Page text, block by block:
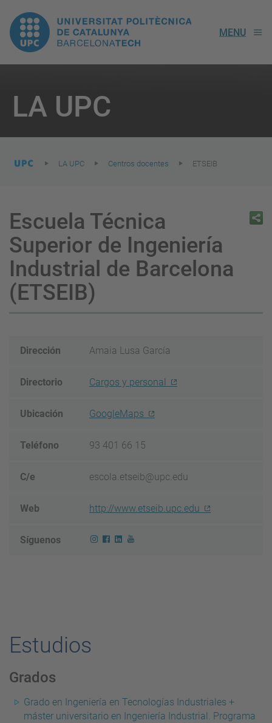
UPC.
Universitat
Politècnica
de
Catalunya
MENU
LA UPC
are
here:
LA UPC Centros docentes ETSEIB
Escuela Técnica
Superior de Ingeniería
Industrial de Barcelona
(ETSEIB)
Dirección Amaia Lusa García
Directorio Cargos y personal
Ubicación GoogleMaps
Teléfono 93 401 66 15
C/e escola.etseib@upc.edu
Web http://www.etseib.upc.edu
Síguenos
Estudios
Grados
Grado en Ingeniería en Tecnologías Industriales +
máster universitario en Ingeniería Industrial. Programa